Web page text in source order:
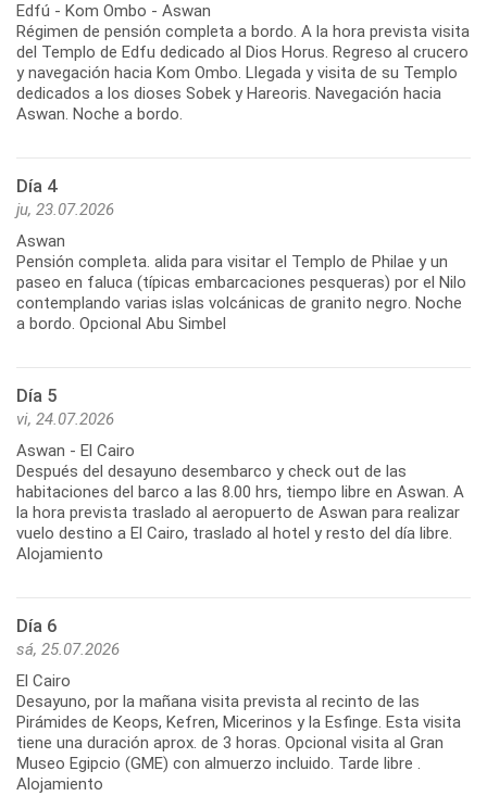
Edfú - Kom Ombo - Aswan
Régimen de pensión completa a bordo. A la hora prevista visita
del Templo de Edfu dedicado al Dios Horus. Regreso al crucero
y navegación hacia Kom Ombo. Llegada y visita de su Templo
dedicados a los dioses Sobek y Hareoris. Navegación hacia
Aswan. Noche a bordo.
Día 4
ju, 23.07.2026
Aswan
Pensión completa. alida para visitar el Templo de Philae y un
paseo en faluca (típicas embarcaciones pesqueras) por el Nilo
contemplando varias islas volcánicas de granito negro. Noche
a bordo. Opcional Abu Simbel
Día 5
vi, 24.07.2026
Aswan - El Cairo
Después del desayuno desembarco y check out de las
habitaciones del barco a las 8.00 hrs, tiempo libre en Aswan. A
la hora prevista traslado al aeropuerto de Aswan para realizar
vuelo destino a El Cairo, traslado al hotel y resto del día libre.
Alojamiento
Día 6
sá, 25.07.2026
El Cairo
Desayuno, por la mañana visita prevista al recinto de las
Pirámides de Keops, Kefren, Micerinos y la Esfinge. Esta visita
tiene una duración aprox. de 3 horas. Opcional visita al Gran
Museo Egipcio (GME) con almuerzo incluido. Tarde libre .
Alojamiento